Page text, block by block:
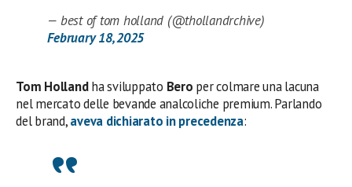
— best of tom holland (@thollandrchive)
February 18, 2025
Tom Hollandha sviluppato Bero per colmare una lacuna
nel mercato delle bevande analcoliche premium. Parlando
del brand,aveva dichiarato in precedenza: